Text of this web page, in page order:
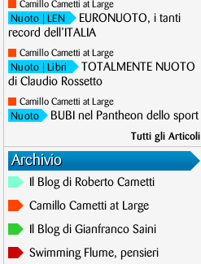
Camillo Cametti at Large
Nuoto | LEN
EURONUOTO, i tanti
record dell’ITALIA
Camillo Cametti at Large
Nuoto | Libri
TOTALMENTE NUOTO
di Claudio Rossetto
Camillo Cametti at Large
Nuoto BUBI nel Pantheon dello sport
Tutti gli Articoli
Archivio
Il Blog di Roberto Cametti
Camillo Cametti at Large
Il Blog di Gianfranco Saini
Swimming Flume, pensieri